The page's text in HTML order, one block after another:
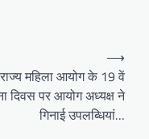
राज्य महिला आयोग के 19 वें
दिवस पर आयोग अध्यक्ष ने
गिनाई उपलब्धियां…
⟶